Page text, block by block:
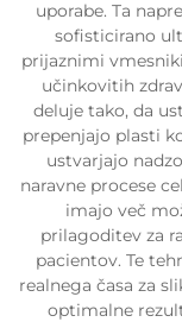
uporabe. Ta
sofisticirano
prijaznimi
učinkovitih
deluje tako, da
prepenjajo plasti
ustvarjajo
naravne procese
imajo več
prilagoditev za
pacientov. Te
realnega časa za
optimalne